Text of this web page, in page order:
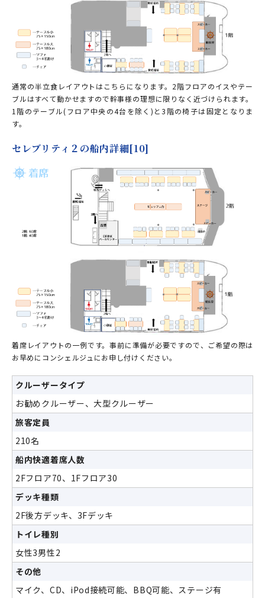
通常の半立食レイアウトはこちらになります。2階フロアのイスやテー
ブルはすべて動かせますので幹事様の理想に限りなく近づけられます。
1階のテーブル(フロア中央の4台を除く)と3階の椅子は固定となりま
す。
セレブリティ２の船内詳細[10]
着席レイアウトの一例です。事前に準備が必要ですので、ご希望の際は
お早めにコンシェルジュにお申し付けください。
クルーザータイプ
お勧めクルーザー、大型クルーザー
旅客定員
210名
船内快適着席人数
2Fフロア70、1Fフロア30
デッキ種類
2F後方デッキ、3Fデッキ
トイレ種別
女性3男性2
その他
マイク、CD、iPod接続可能、BBQ可能、ステージ有